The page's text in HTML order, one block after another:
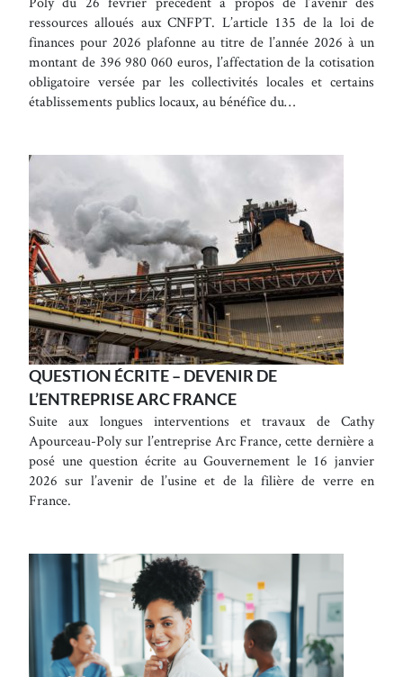
ressources alloués aux CNFPT. L’article 135 de la loi de
finances pour 2026 plafonne au titre de l’année 2026 à un
montant de 396 980 060 euros, l’affectation de la cotisation
obligatoire versée par les collectivités locales et certains
établissements publics locaux, au bénéfice du…
QUESTION ÉCRITE – DEVENIR DE
L’ENTREPRISE ARC FRANCE
Suite aux longues interventions et travaux de Cathy
Apourceau-Poly sur l’entreprise Arc France, cette dernière a
posé une question écrite au Gouvernement le 16 janvier
2026 sur l’avenir de l’usine et de la filière de verre en
France.